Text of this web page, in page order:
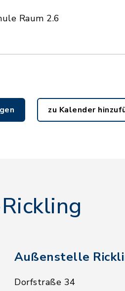
Raum 2.6
zu Kalender
Außenstelle
Dorfstraße 34